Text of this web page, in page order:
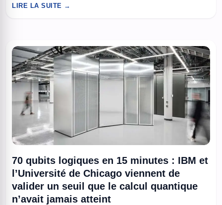
l’événement. À lire aussi : Le GPS ne fonctionne pas dans
LIRE LA SUITE →
70 qubits logiques en 15 minutes : IBM et
l’Université de Chicago viennent de
valider un seuil que le calcul quantique
n’avait jamais atteint